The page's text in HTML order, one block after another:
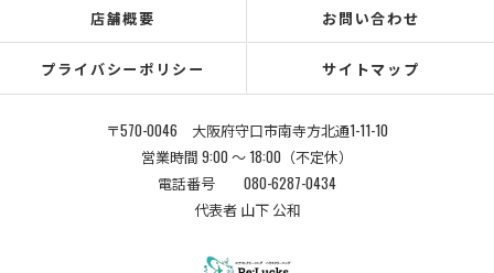
店舗概要 お問い合わせ
プライバシーポリシー サイトマップ
〒570-0046 大阪府守口市南寺方北通1-11-10
営業時間 9:00 〜 18:00（不定休）
電話番号 080-6287-0434
代表者 山下 公和